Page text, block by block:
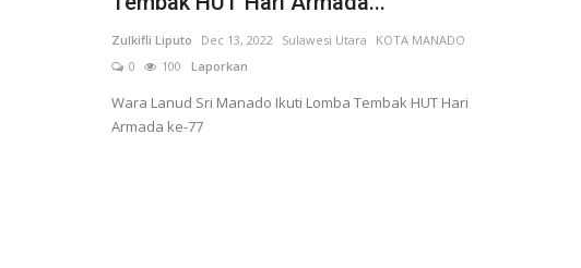
Zulkifli Liputo Dec 13, 2022 Sulawesi Utara
KOTA MANADO
0
100 Laporkan
Wara Lanud Sri Manado Ikuti Lomba Tembak HUT Hari
Armada ke-77